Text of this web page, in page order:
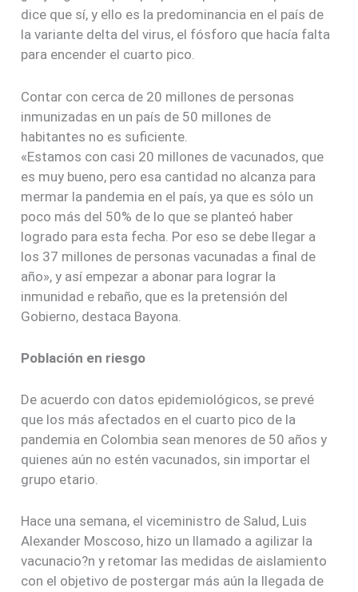
dice que sí, y ello es la predominancia en el país de
la variante delta del virus, el fósforo que hacía falta
para encender el cuarto pico.
Contar con cerca de 20 millones de personas
inmunizadas en un país de 50 millones de
habitantes no es suficiente.
«Estamos con casi 20 millones de vacunados, que
es muy bueno, pero esa cantidad no alcanza para
mermar la pandemia en el país, ya que es sólo un
poco más del 50% de lo que se planteó haber
logrado para esta fecha. Por eso se debe llegar a
los 37 millones de personas vacunadas a final de
año», y así empezar a abonar para lograr la
inmunidad e rebaño, que es la pretensión del
Gobierno, destaca Bayona.
Población en riesgo
De acuerdo con datos epidemiológicos, se prevé
que los más afectados en el cuarto pico de la
pandemia en Colombia sean menores de 50 años y
quienes aún no estén vacunados, sin importar el
grupo etario.
Hace una semana, el viceministro de Salud, Luis
Alexander Moscoso, hizo un llamado a agilizar la
vacunacio?n y retomar las medidas de aislamiento
con el objetivo de postergar más aún la llegada de